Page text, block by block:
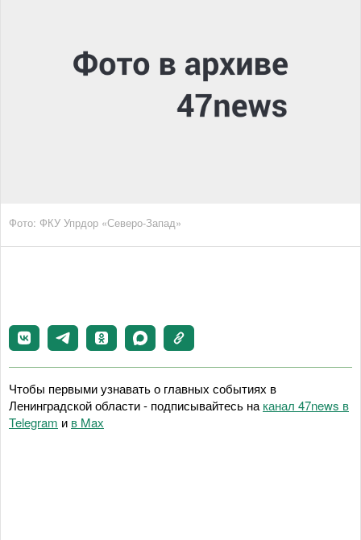
Фото: ФКУ Упрдор «Северо-Запад»
Чтобы первыми узнавать о главных событиях в
Ленинградской области - подписывайтесь наканал 47news в
Telegram и в Maх